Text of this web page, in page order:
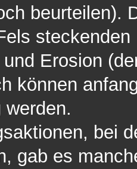
beurteilen).
Erosion
können
bei
gab es